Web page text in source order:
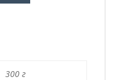
300 г